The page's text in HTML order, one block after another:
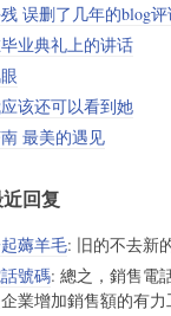
误删了几年的blog
业典礼上的讲话
该还可以看到她
最美的遇见
回复
薅羊毛: 旧的不去新
號碼: 總之，銷售電
業增加銷售額的有力